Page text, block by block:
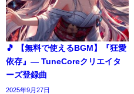
🎵 【無料で使えるBGM】『狂愛
依存』― TuneCoreクリエイタ
ーズ登録曲
2025年9月27日